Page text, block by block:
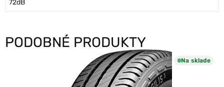
72dB
PODOBNÉ PRODUKTY
Na sklade